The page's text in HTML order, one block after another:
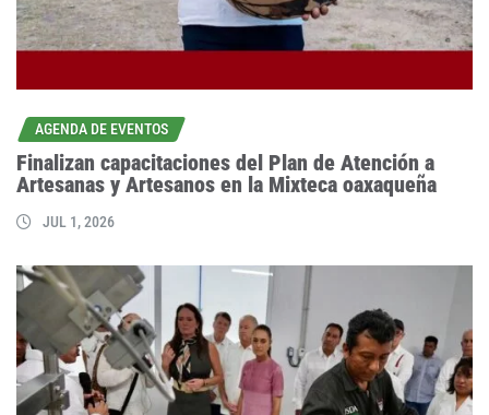
AGENDA DE EVENTOS
Finalizan capacitaciones del Plan de Atención a
Artesanas y Artesanos en la Mixteca oaxaqueña
JUL 1, 2026